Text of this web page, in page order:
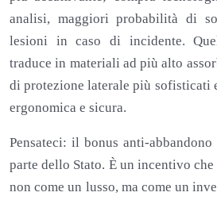
analisi, maggiori probabilità di
lesioni in caso di incidente.
traduce in materiali ad più alto
di protezione laterale più sofisticati
ergonomica e sicura.
Pensateci: il bonus anti-abbandono
parte dello Stato. È un incentivo che
non come un lusso, ma come un